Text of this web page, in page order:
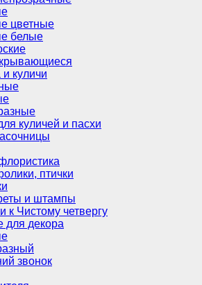
цветные
белые
куличи
куличей и пасхи
птички
и штампы
к Чистому четвергу
для декора
звонок